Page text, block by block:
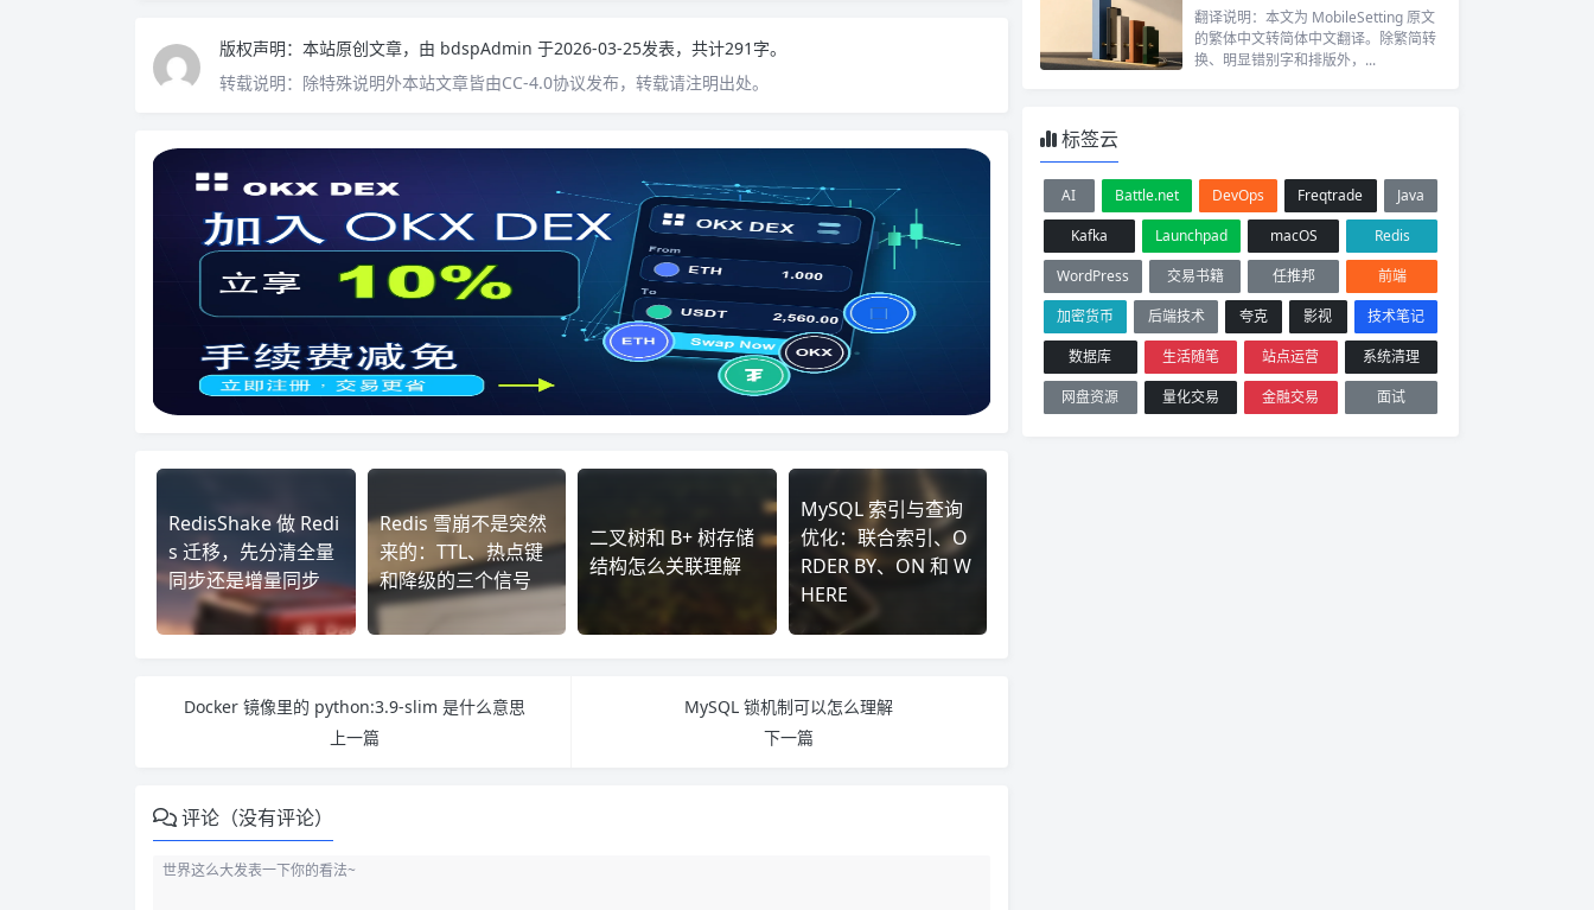
版权声明： 本站原创文章，由 bdspAdmin 于2026-03-25发表，共计291字。
转载说明： 除特殊说明外本站文章皆由CC-4.0协议发布，转载请注明出处。
RedisShake 做 Redi
s 迁移，先分清全量
同步还是增量同步
Redis 雪崩不是突然
来的：TTL、热点键
和降级的三个信号
二叉树和 B+ 树存储
结构怎么关联理解
MySQL 索引与查询
优化：联合索引、O
RDER BY、ON 和 W
HERE
Docker 镜像里的 python:3.9-slim 是什么意思
上一篇
MySQL 锁机制可以怎么理解
下一篇
评论（没有评论）
翻译说明：本文为 MobileSetting 原文
的繁体中文转简体中文翻译。除繁简转
换、明显错别字和排版外，...
标签云
AI Battle.net DevOps Freqtrade
Java
Kafka
Launchpad macOS
Redis
WordPress
交易书籍 任推邦
前端
加密货币
后端技术 夸克 影视
技术笔记
数据库
生活随笔 站点运营
系统清理
网盘资源
量化交易 金融交易 面试